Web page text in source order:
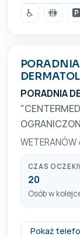
♿
🚻
PORADNIA
PORADNIA
WETERANÓW
CZAS
20
Osób w
Pokaż